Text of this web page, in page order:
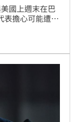
國上週末在巴
表擔心可能遭到